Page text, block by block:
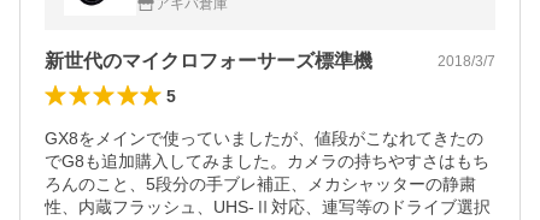
アキバ倉庫
新世代のマイクロフォーサーズ標準機 2018/3/7
5
GX8をメインで使っていましたが、値段がこなれてきたの
でG8も追加購入してみました。カメラの持ちやすさはもち
ろんのこと、5段分の手ブレ補正、メカシャッターの静粛
性、内蔵フラッシュ、UHS-Ⅱ対応、連写等のドライブ選択